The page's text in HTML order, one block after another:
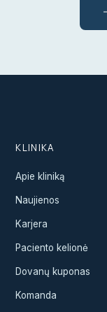
KLINIKA
Apie kliniką
Naujienos
Karjera
Paciento kelionė
Dovanų kuponas
Komanda